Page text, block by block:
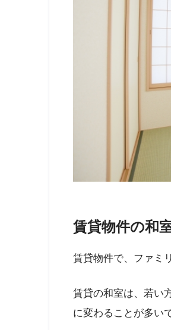
賃貸物件の和
賃貸物件で、ファミ
賃貸の和室は、若い
に変わることが多い